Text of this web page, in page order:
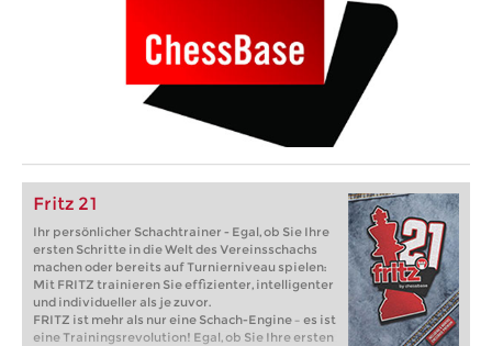
Fritz 21
Ihr persönlicher Schachtrainer - Egal, ob Sie Ihre
ersten Schritte in die Welt des Vereinsschachs
machen oder bereits auf Turnierniveau spielen:
Mit FRITZ trainieren Sie effizienter, intelligenter
und individueller als je zuvor.
FRITZ ist mehr als nur eine Schach-Engine – es ist
eine Trainingsrevolution! Egal, ob Sie Ihre ersten